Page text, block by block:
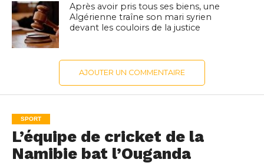
Après avoir pris tous ses biens, une
Algérienne traîne son mari syrien
devant les couloirs de la justice
AJOUTER UN COMMENTAIRE
SPORT
L’équipe de cricket de la
Namibie bat l’Ouganda